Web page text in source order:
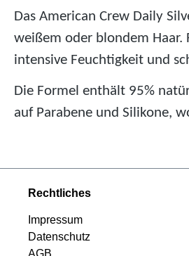
Das American Crew Daily
weißem oder blondem Haar.
intensive Feuchtigkeit und
Die Formel enthält 95%
auf Parabene und Silikone,
Rechtliches
Impressum
Datenschutz
AGB